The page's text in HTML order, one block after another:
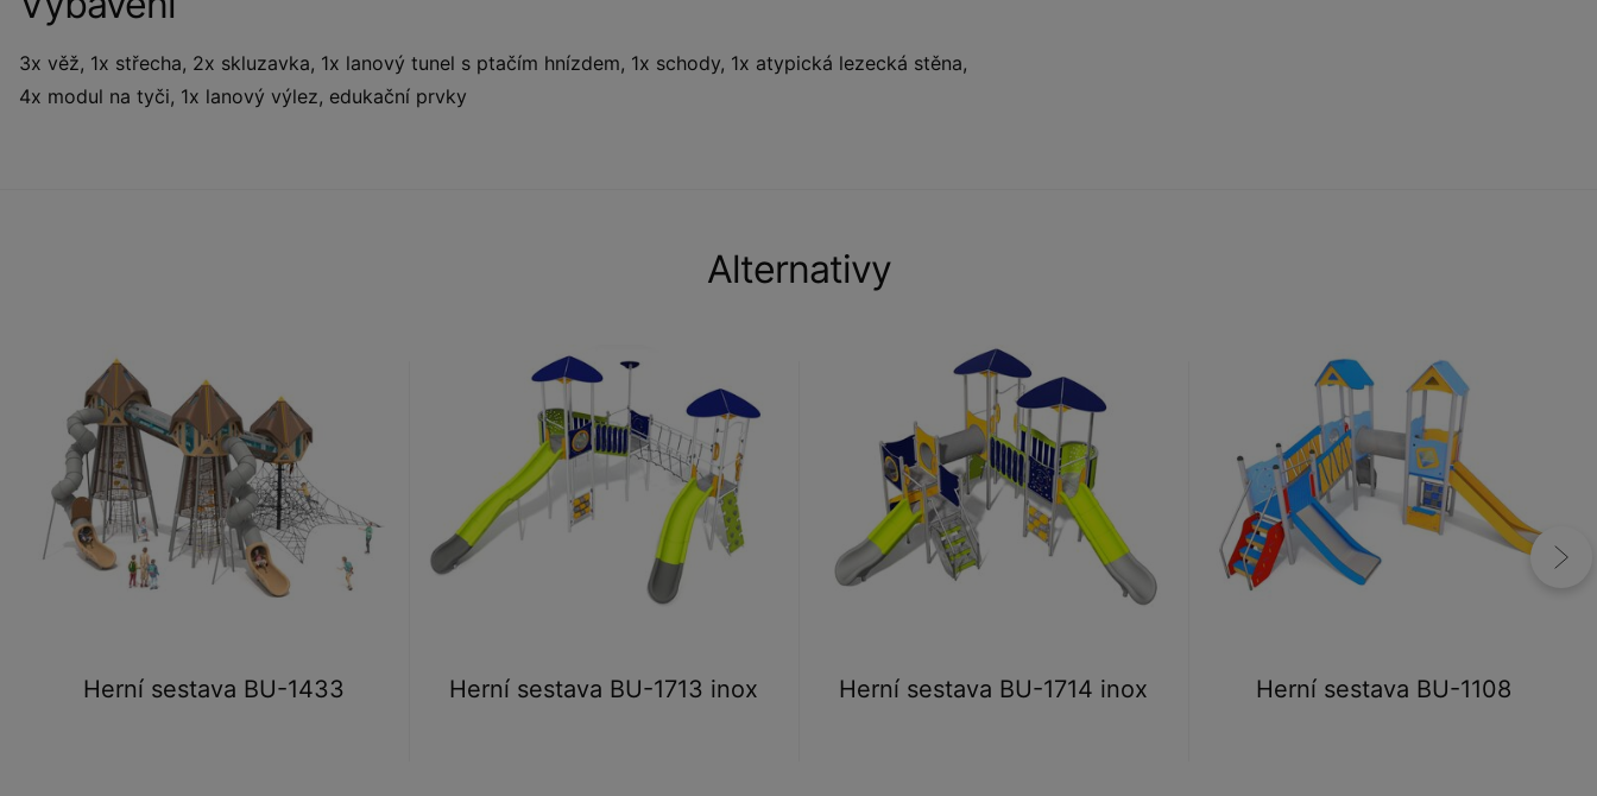
3x věž, 1x střecha, 2x skluzavka, 1x lanový tunel s ptačím hnízdem, 1x schody, 1x atypická lezecká stěna,
4x modul na tyči, 1x lanový výlez, edukační prvky
Alternativy
Herní sestava BU-1433 Herní sestava BU-1713 inox Herní sestava BU-1714 inox Herní sestava BU-1108